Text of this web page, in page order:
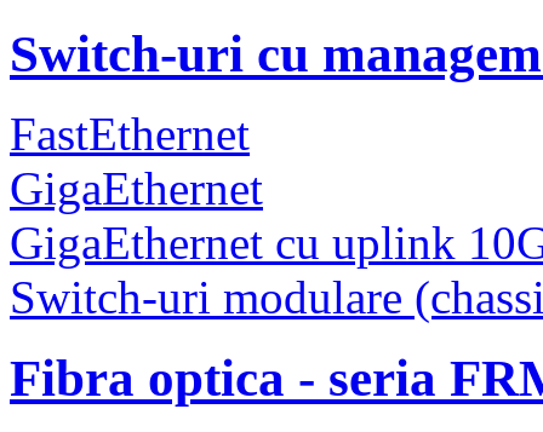
Switch-uri cu
FastEthernet
GigaEthernet
GigaEthernet cu uplink
Switch-uri modulare
Fibra optica - seria